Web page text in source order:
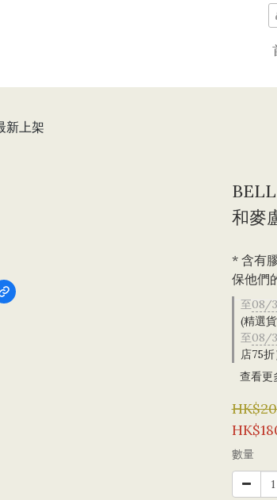
新上架
和麥
* 含有
保他們
至08/
(精選
至08/
店75折
查看更
數量